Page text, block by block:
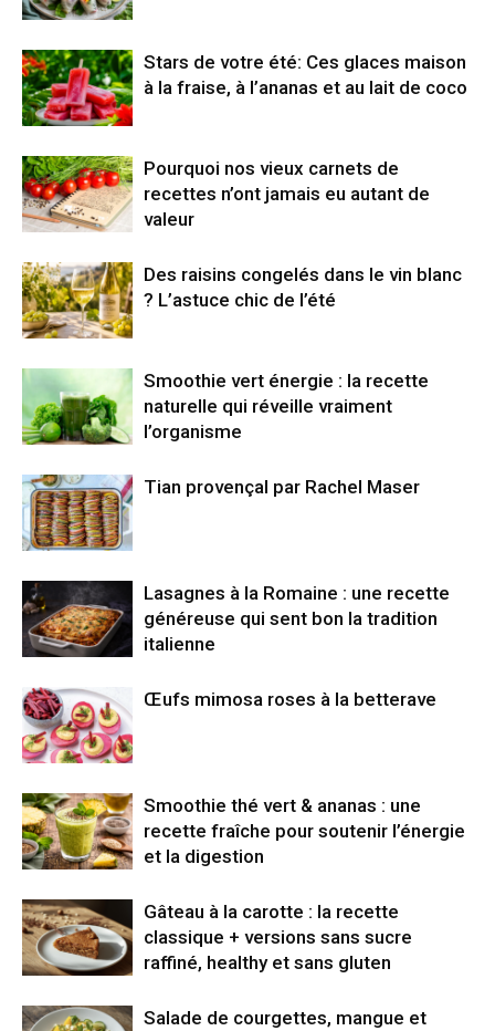
Stars de votre été: Ces glaces maison
à la fraise, à l’ananas et au lait de coco
Pourquoi nos vieux carnets de
recettes n’ont jamais eu autant de
valeur
Des raisins congelés dans le vin blanc
? L’astuce chic de l’été
Smoothie vert énergie : la recette
naturelle qui réveille vraiment
l’organisme
Tian provençal par Rachel Maser
Lasagnes à la Romaine : une recette
généreuse qui sent bon la tradition
italienne
Œufs mimosa roses à la betterave
Smoothie thé vert & ananas : une
recette fraîche pour soutenir l’énergie
et la digestion
Gâteau à la carotte : la recette
classique + versions sans sucre
raffiné, healthy et sans gluten
Salade de courgettes, mangue et